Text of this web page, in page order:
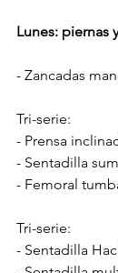
Lunes: piernas
- Zancadas
Tri-serie:
- Prensa
- Sentadilla
- Femoral
Tri-serie:
- Sentadilla